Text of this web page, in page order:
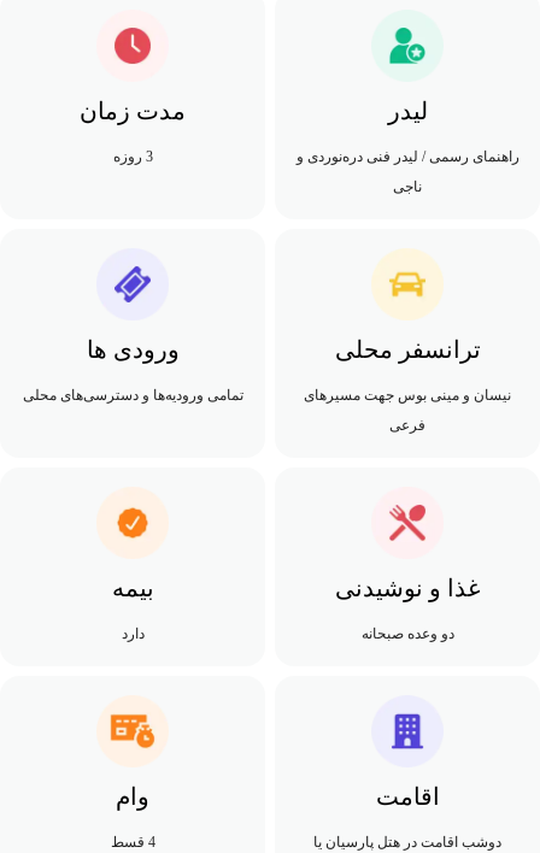
لیدر
راهنمای رسمی / لیدر فنی دره‌نوردی و
ناجی
مدت زمان
3 روزه
ترانسفر محلی
نیسان و مینی بوس جهت مسیرهای
فرعی
ورودی ها
تمامی ورودیه‌ها و دسترسی‌های محلی
غذا و نوشیدنی
دو وعده صبحانه
بیمه
دارد
اقامت
دوشب اقامت در هتل پارسیان یا
وام
4 قسط